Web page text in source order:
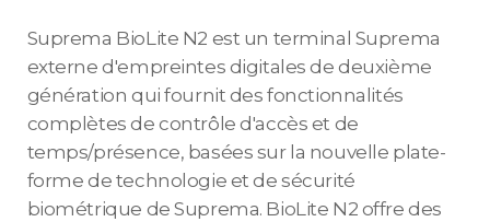
Suprema BioLite N2 est un terminal Suprema
externe d'empreintes digitales de deuxième
génération qui fournit des fonctionnalités
complètes de contrôle d'accès et de
temps/présence, basées sur la nouvelle plate-
forme de technologie et de sécurité
biométrique de Suprema. BioLite N2 offre des